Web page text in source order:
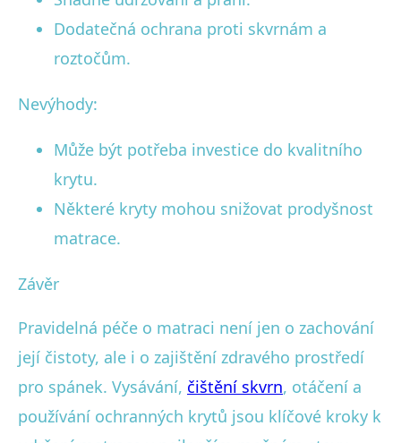
Dodatečná ochrana proti skvrnám a
roztočům.
Nevýhody:
Může být potřeba investice do kvalitního
krytu.
Některé kryty mohou snižovat prodyšnost
matrace.
Závěr
Pravidelná péče o matraci není jen o zachování
její čistoty, ale i o zajištění zdravého prostředí
pro spánek. Vysávání, čištění skvrn, otáčení a
používání ochranných krytů jsou klíčové kroky k